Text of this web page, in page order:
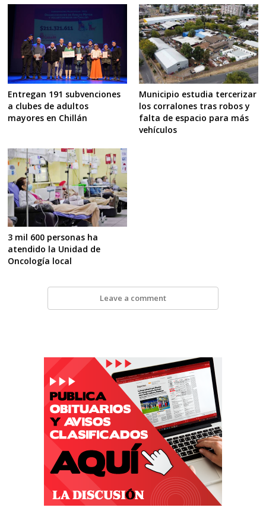
Entregan 191 subvenciones
a clubes de adultos
mayores en Chillán
Municipio estudia tercerizar
los corralones tras robos y
falta de espacio para más
vehículos
3 mil 600 personas ha
atendido la Unidad de
Oncología local
Leave a comment